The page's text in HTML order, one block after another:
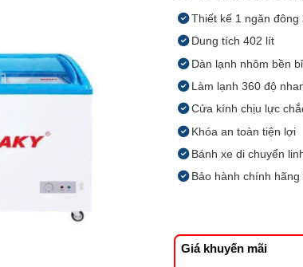
Thiết kế 1 ngăn đông
Dung tích 402 lít
Dàn lạnh nhôm bền bỉ
Làm lạnh 360 độ
Cửa kính chịu lực
Khóa an toàn tiện lợi
Bánh xe di chuyển
Bảo hành chính hãng
Giá khuyến mãi